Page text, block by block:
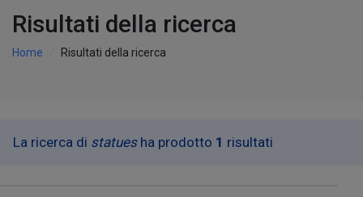
Risultati della ricerca
Home Risultati della ricerca
La ricerca di statuesha prodotto 1 risultati